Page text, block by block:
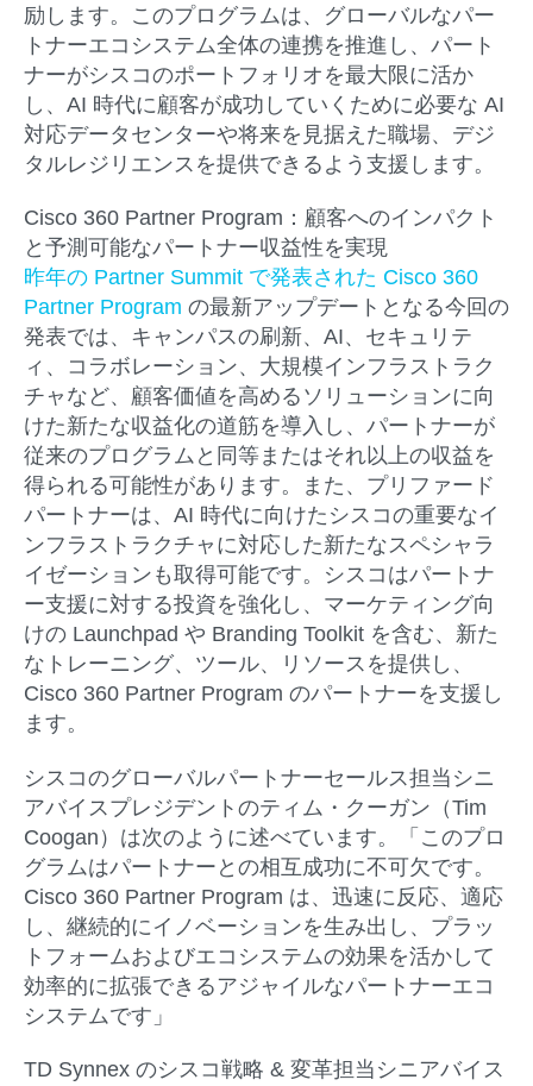
励します。このプログラムは、グローバルなパー
トナーエコシステム全体の連携を推進し、パート
ナーがシスコのポートフォリオを最大限に活か
し、AI 時代に顧客が成功していくために必要な AI
対応データセンターや将来を見据えた職場、デジ
タルレジリエンスを提供できるよう支援します。
Cisco 360 Partner Program ： 顧客へのインパクト
と予測可能なパートナー収益性を実現
昨年の Partner Summit で発表された Cisco 360
Partner Program の最新アップデートとなる今回の
発表では、キャンパスの刷新、AI、セキュリテ
ィ、コラボレーション、大規模インフラストラク
チャなど、顧客価値を高めるソリューションに向
けた新たな収益化の道筋を導入し、パートナーが
従来のプログラムと同等またはそれ以上の収益を
得られる可能性があります。また、プリファード
パートナーは、AI 時代に向けたシスコの重要なイ
ンフラストラクチャに対応した新たなスペシャラ
イゼーションも取得可能です。シスコはパートナ
ー支援に対する投資を強化し、マーケティング向
けの Launchpad や Branding Toolkit を含む、新た
なトレーニング、ツール、リソースを提供し、
Cisco 360 Partner Program のパートナーを支援し
ます。
シスコのグローバルパートナーセールス担当シニ
アバイスプレジデントのティム・クーガン（Tim
Coogan）は次のように述べています。「このプロ
グラムはパートナーとの相互成功に不可欠です。
Cisco 360 Partner Program は、迅速に反応、適応
し、継続的にイノベーションを生み出し、プラッ
トフォームおよびエコシステムの効果を活かして
効率的に拡張できるアジャイルなパートナーエコ
システムです」
TD Synnex のシスコ戦略 & 変革担当シニアバイス